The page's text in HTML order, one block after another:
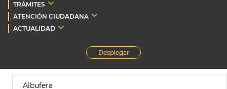
TRÁMITES
ATENCIÓN CIUDADANA
ACTUALIDAD
Desplegar
Albufera